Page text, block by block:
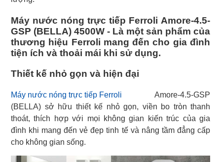
Máy nước nóng trực tiếp Ferroli Amore-4.5-
GSP (BELLA) 4500W - Là một sản phẩm của
thương hiệu Ferroli mang đến cho gia đình
tiện ích và thoải mái khi sử dụng.
Thiết kế nhỏ gọn và hiện đại
Máy nước nóng trực tiếp Ferroli Amore-4.5-GSP
(BELLA) sở hữu thiết kế nhỏ gọn, viền bo tròn thanh
thoát, thích hợp với mọi không gian kiến trúc của gia
đình khi mang đến vẻ đẹp tinh tế và nâng tầm đẳng cấp
cho không gian sống.